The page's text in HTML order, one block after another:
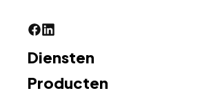
Facebook
Diensten
Producten